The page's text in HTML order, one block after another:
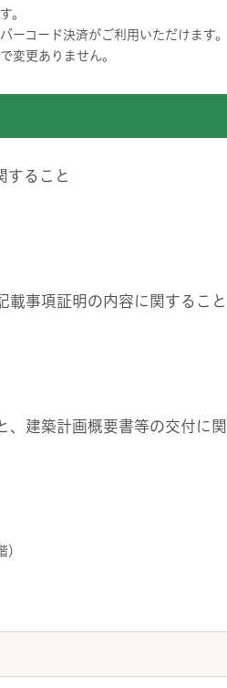
。
コード決済がご利用いただけます。
変更ありません。
すること
載事項証明の内容に関すること
、建築計画概要書等の交付に
）